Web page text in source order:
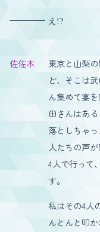
え!?
佐佐木
東京と山梨
ど、そこは
ん集めて宴
田さんはあ
落としちゃ
人たちの声
4人で行って
す。
私はその4人
んとんと叩